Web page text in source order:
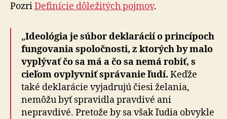
PozriDefinície dôležitých pojmov.
„Ideológia je súbor deklarácií o princípoch
fungovania spoločnosti, z ktorých by malo
vyplývať čo sa má a čo sa nemá robiť, s
cieľom ovplyvniť správanie ľudí. Keďže
také deklarácie vyjadrujú čiesi želania,
nemôžu byť spravidla pravdivé ani
nepravdivé. Pretože by sa však ľudia obvykle